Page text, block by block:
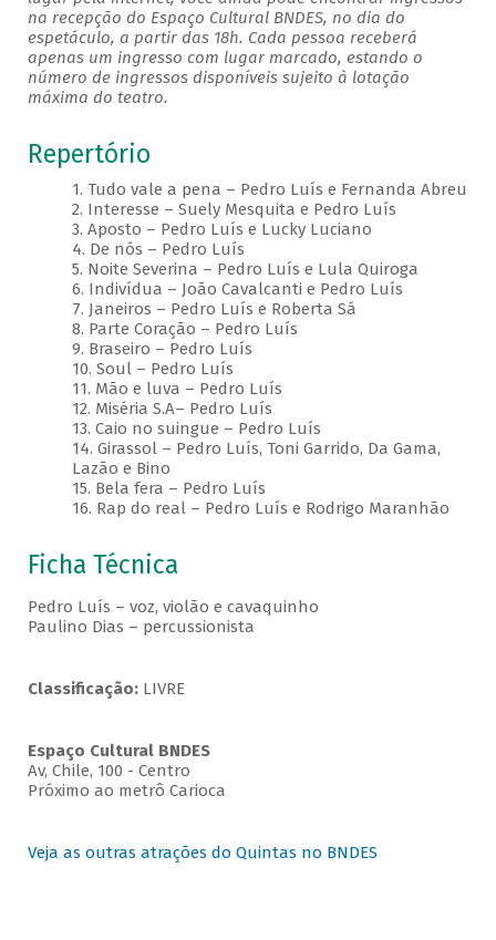
na recepção do Espaço Cultural BNDES, no dia do
espetáculo, a partir das 18h. Cada pessoa receberá
apenas um ingresso com lugar marcado, estando o
número de ingressos disponíveis sujeito à lotação
máxima do teatro.
Repertório
1. Tudo vale a pena – Pedro Luís e Fernanda Abreu
2. Interesse – Suely Mesquita e Pedro Luís
3. Aposto – Pedro Luís e Lucky Luciano
4. De nós – Pedro Luís
5. Noite Severina – Pedro Luís e Lula Quiroga
6. Indivídua – João Cavalcanti e Pedro Luís
7. Janeiros – Pedro Luís e Roberta Sá
8. Parte Coração – Pedro Luís
9. Braseiro – Pedro Luís
10. Soul – Pedro Luís
11. Mão e luva – Pedro Luís
12. Miséria S.A– Pedro Luís
13. Caio no suingue – Pedro Luís
14. Girassol – Pedro Luís, Toni Garrido, Da Gama,
Lazão e Bino
15. Bela fera – Pedro Luís
16. Rap do real – Pedro Luís e Rodrigo Maranhão
Ficha Técnica
Pedro Luís – voz, violão e cavaquinho
Paulino Dias – percussionista
Classificação: LIVRE
Espaço Cultural BNDES
Av, Chile, 100 - Centro
Próximo ao metrô Carioca
Veja as outras atrações do Quintas no BNDES